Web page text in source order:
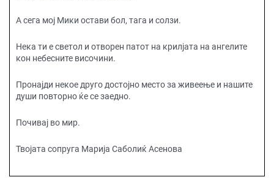
А сега мој Мики остави бол, тага и солзи.
Нека ти е светол и отворен патот на крилјата на ангелите
кон небесните височини.
Пронајди некое друго достојно место за живеење и нашите
души повторно ќе се заедно.
Почивај во мир.
Твојата сопруга Марија Саболиќ Асенова